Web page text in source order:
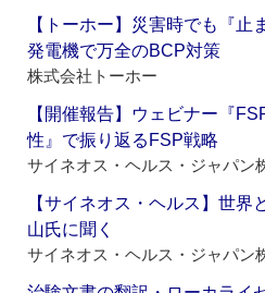
【トーホー】災害時でも『
発電機で万全のBCP対策
株式会社トーホー
【開催報告】ウェビナー『
性』で振り返るFSP戦略
サイネオス・ヘルス・ジャパン
【サイネオス・ヘルス】世
山氏に聞く
サイネオス・ヘルス・ジャパン